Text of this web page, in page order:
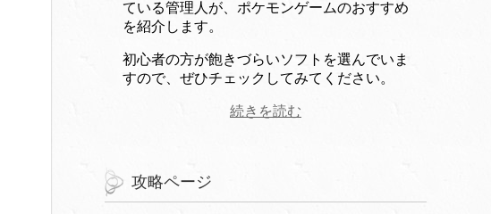
ている管理人が、ポケモンゲームのおすすめ
を紹介します。
初心者の方が飽きづらいソフトを選んでいま
すので、ぜひチェックしてみてください。
続きを読む
攻略ページ